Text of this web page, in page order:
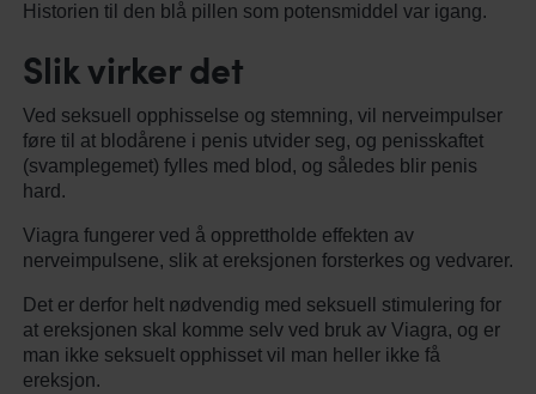
Historien til den blå pillen som potensmiddel var igang.
Slik virker det
Ved seksuell opphisselse og stemning, vil nerveimpulser
føre til at blodårene i penis utvider seg, og penisskaftet
(svamplegemet) fylles med blod, og således blir penis
hard.
Viagra fungerer ved å opprettholde effekten av
nerveimpulsene, slik at ereksjonen forsterkes og vedvarer.
Det er derfor helt nødvendig med seksuell stimulering for
at ereksjonen skal komme selv ved bruk av Viagra, og er
man ikke seksuelt opphisset vil man heller ikke få
ereksjon.